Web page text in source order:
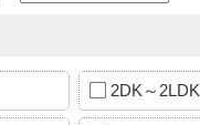
2DK～2LDK